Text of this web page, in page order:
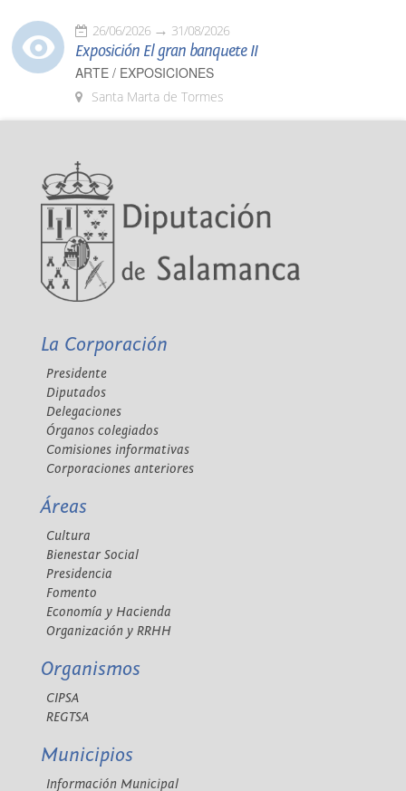
26/06/2026 31/08/2026
Exposición El gran banquete II
ARTE / EXPOSICIONES
Santa Marta de Tormes
La Corporación
Presidente
Diputados
Delegaciones
Órganos colegiados
Comisiones informativas
Corporaciones anteriores
Áreas
Cultura
Bienestar Social
Presidencia
Fomento
Economía y Hacienda
Organización y RRHH
Organismos
CIPSA
REGTSA
Municipios
Información Municipal